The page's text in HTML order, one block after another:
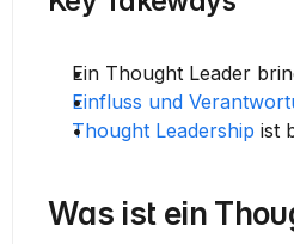
Ein Thought Leader
Einfluss und
Thought Leadership ist
Was ist ein